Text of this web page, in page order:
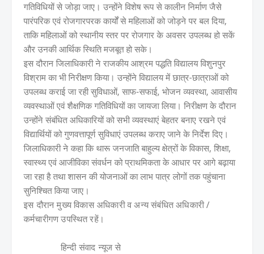
गतिविधियों से जोड़ा जाए। उन्होंने विशेष रूप से कालीन निर्माण जैसे
पारंपरिक एवं रोजगारपरक कार्यों से महिलाओं को जोड़ने पर बल दिया,
ताकि महिलाओं को स्थानीय स्तर पर रोजगार के अवसर उपलब्ध हो सकें
और उनकी आर्थिक स्थिति मजबूत हो सके।
इस दौरान जिलाधिकारी ने राजकीय आश्रम पद्धति विद्यालय विशुनपुर
विश्राम का भी निरीक्षण किया। उन्होंने विद्यालय में छात्र-छात्राओं को
उपलब्ध कराई जा रही सुविधाओं, साफ-सफाई, भोजन व्यवस्था, आवासीय
व्यवस्थाओं एवं शैक्षणिक गतिविधियों का जायजा लिया। निरीक्षण के दौरान
उन्होंने संबंधित अधिकारियों को सभी व्यवस्थाएं बेहतर बनाए रखने एवं
विद्यार्थियों को गुणवत्तापूर्ण सुविधाएं उपलब्ध कराए जाने के निर्देश दिए।
जिलाधिकारी ने कहा कि थारू जनजाति बाहुल्य क्षेत्रों के विकास, शिक्षा,
स्वास्थ्य एवं आजीविका संवर्धन को प्राथमिकता के आधार पर आगे बढ़ाया
जा रहा है तथा शासन की योजनाओं का लाभ पात्र लोगों तक पहुंचाना
सुनिश्चित किया जाए।
इस दौरान मुख्य विकास अधिकारी व अन्य संबंधित अधिकारी /
कर्मचारीगण उपस्थित रहें।
हिन्दी संवाद न्यूज से